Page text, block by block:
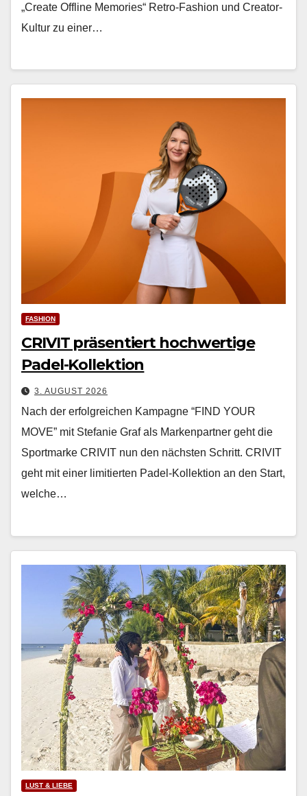
„Cre­ate Offline Mem­o­ries“ Retro-Fash­ion und Cre­ator-
Kul­tur zu ein­er…
FASHION
CRIVIT präsentiert hochwertige
Padel-Kollektion
3. AUGUST 2026
Nach der erfol­gre­ichen Kam­pagne “FIND YOUR
MOVE” mit Ste­fanie Graf als Marken­part­ner geht die
Sport­marke CRIVIT nun den näch­sten Schritt. CRIVIT
geht mit ein­er lim­i­tierten Padel-Kollek­tion an den Start,
welche…
LUST & LIEBE